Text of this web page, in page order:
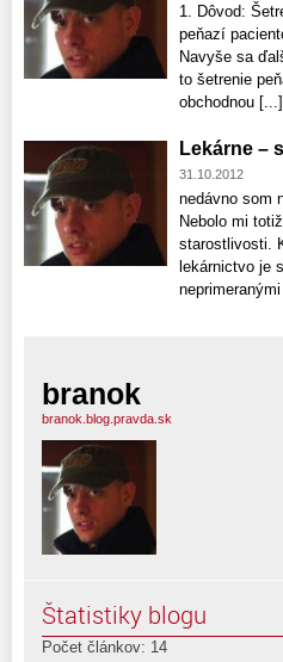
1. Dôvod:
peňazí
Navyše sa
to šetrenie
obchodnou [...]
Lekárne –
31.10.2012
nedávno som
Nebolo mi
starostlivosti.
lekárnictvo je
branok
branok.blog.pravda.sk
Štatistiky blogu
Počet článkov: 14